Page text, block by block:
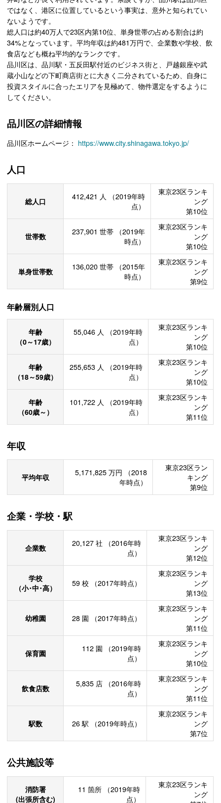
ではなく、港区に位置しているという事実は、意外と知られてい
ないようです。
総人口は約40万人で23区内第10位、単身世帯の占める割合は約
34%となっています。平均年収は約481万円で、企業数や学校、飲
食店なども概ね平均的なランクです。
品川区は、品川駅・五反田駅付近のビジネス街と、戸越銀座や武
蔵小山などの下町商店街とに大きく二分されているため、自身に
投資スタイルに合ったエリアを見極めて、物件選定をするように
してください。
品川区の詳細情報
品川区ホームページ： https://www.city.shinagawa.tokyo.jp/
人口
総人口 412,421 人
（2019年時
点）
東京23区ランキ
ング
第10位
世帯数 237,901 世帯
（2019年
時点）
東京23区ランキ
ング
第10位
単身世帯数 136,020 世帯
（2015年
時点）
東京23区ランキ
ング
第9位
年齢層別人口
年齢
（0～17歳）
55,046 人
（2019年時
点）
東京23区ランキ
ング
第10位
年齢
（18～59歳）
255,653 人
（2019年時
点）
東京23区ランキ
ング
第10位
年齢
（60歳～）
101,722 人
（2019年時
点）
東京23区ランキ
ング
第11位
年収
平均年収 5,171,825 万円
（2018
年時点）
東京23区ラン
キング
第9位
企業・学校・駅
企業数 20,127 社
（2016年時
点）
東京23区ランキ
ング
第12位
学校
（小･中･高）
59 校 （2017年時点）
東京23区ランキ
ング
第13位
幼稚園 28 園 （2017年時点）
東京23区ランキ
ング
第11位
保育園 112 園
（2019年時
点）
東京23区ランキ
ング
第10位
飲食店数 5,835 店
（2016年時
点）
東京23区ランキ
ング
第11位
駅数 26駅 （2019年時点）
東京23区ランキ
ング
第7位
公共施設等
消防署
(出張所含む)
11 箇所
（2019年時
点）
東京23区ランキ
ング